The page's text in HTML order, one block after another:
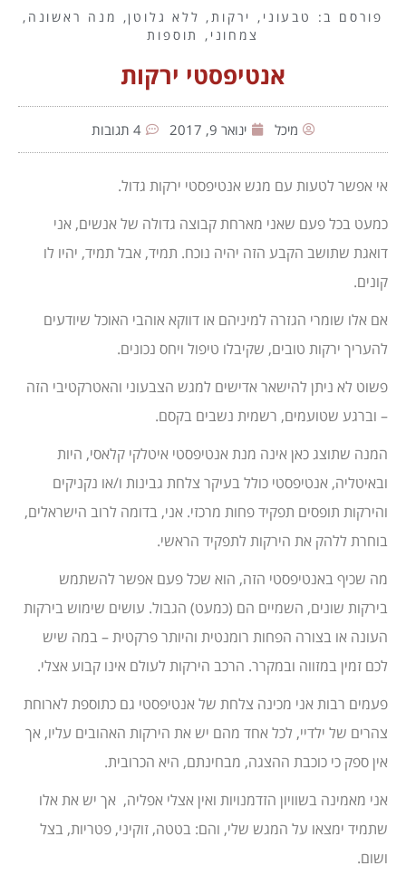
פורסם ב: טבעוני , ירקות, ללא גלוטן, מנה ראשונה ,
צמחוני , תוספות
אנטיפסטי ירקות
מיכל ינואר 9, 2017 4 תגובות
אי אפשר לטעות עם מגש אנטיפסטי ירקות גדול.
כמעט בכל פעם שאני מארחת קבוצה גדולה של אנשים, אני
דואגת שתושב הקבע הזה יהיה נוכח. תמיד, אבל תמיד, יהיו לו
קונים.
אם אלו שומרי הגזרה למיניהם או דווקא אוהבי האוכל שיודעים
להעריך ירקות טובים, שקיבלו טיפול ויחס נכונים.
פשוט לא ניתן להישאר אדישים למגש הצבעוני והאטרקטיבי הזה
– וברגע שטועמים, רשמית נשבים בקסם.
המנה שתוצג כאן אינה מנת אנטיפסטי איטלקי קלאסי, היות
ובאיטליה, אנטיפסטי כולל בעיקר צלחת גבינות ו/או נקניקים
והירקות תופסים תפקיד פחות מרכזי. אני, בדומה לרוב הישראלים,
בוחרת ללהק את הירקות לתפקיד הראשי.
מה שכיף באנטיפסטי הזה, הוא שכל פעם אפשר להשתמש
בירקות שונים, השמיים הם (כמעט) הגבול. עושים שימוש בירקות
העונה או בצורה הפחות רומנטית והיותר פרקטית – במה שיש
לכם זמין במזווה ובמקרר. הרכב הירקות לעולם אינו קבוע אצלי.
פעמים רבות אני מכינה צלחת של אנטיפסטי גם כתוספת לארוחת
צהרים של ילדיי, לכל אחד מהם יש את הירקות האהובים עליו, אך
אין ספק כי כוכבת ההצגה, מבחינתם, היא הכרובית.
אני מאמינה בשוויון הזדמנויות ואין אצלי אפליה, אך יש את אלו
שתמיד ימצאו על המגש שלי, והם: בטטה, זוקיני, פטריות, בצל
ושום.